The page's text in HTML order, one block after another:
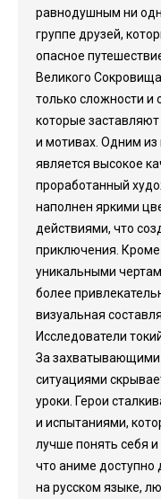
равнодушным ни
группе друзей,
опасное
Великого
только сложности и
которые
и мотивах. Одним
является высокое
проработанный
наполнен яркими
действиями, что
приключения.
уникальными
более
визуальная
Исследователи
За
ситуациями
уроки. Герои
и испытаниями,
лучше понять себя
что аниме доступно
на русском языке,